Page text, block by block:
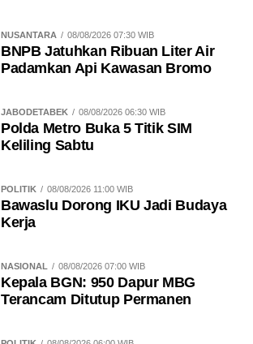
NUSANTARA 08/08/2026 07:30 WIB
BNPB Jatuhkan Ribuan Liter Air
Padamkan Api Kawasan Bromo
JABODETABEK 08/08/2026 06:30 WIB
Polda Metro Buka 5 Titik SIM
Keliling Sabtu
POLITIK 08/08/2026 11:00 WIB
Bawaslu Dorong IKU Jadi Budaya
Kerja
NASIONAL 08/08/2026 07:00 WIB
Kepala BGN: 950 Dapur MBG
Terancam Ditutup Permanen